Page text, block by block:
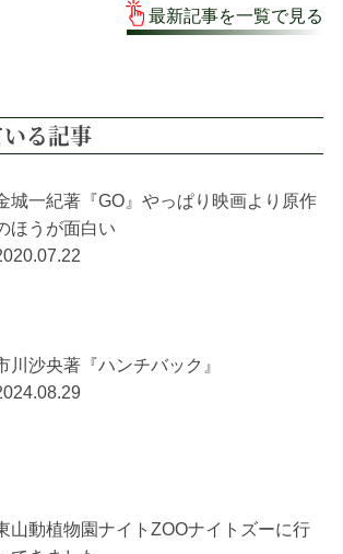
最新記事を一覧で見る
る記事
城一紀著『GO』やっぱり映画より原作
ほうが面白い
川沙央著『ハンチバック』
山動植物園ナイトZOOナイトズーに行